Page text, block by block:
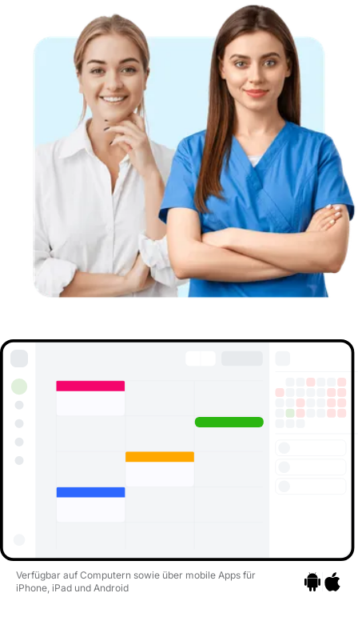
Verfügbar auf Computern sowie über mobile Apps für
iPhone, iPad und Android